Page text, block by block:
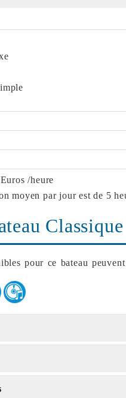
/heure
moyen par jour est de 5
pour ce bateau